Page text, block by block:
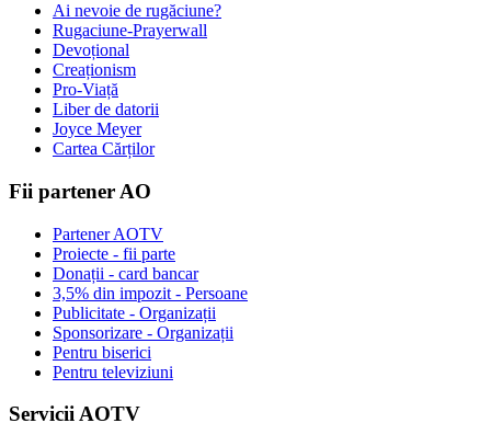
Ai nevoie de rugăciune?
Rugaciune-Prayerwall
Devoțional
Creaționism
Pro-Viață
Liber de datorii
Joyce Meyer
Cartea Cărților
Fii partener AO
Partener AOTV
Proiecte - fii parte
Donații - card bancar
3,5% din impozit - Persoane
Publicitate - Organizații
Sponsorizare - Organizații
Pentru biserici
Pentru televiziuni
Servicii AOTV